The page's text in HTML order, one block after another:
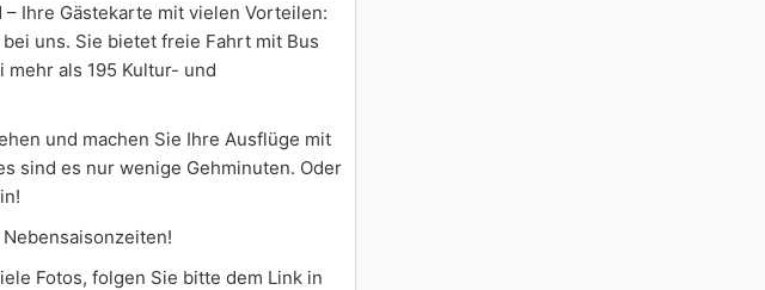
Ihre Gästekarte mit vielen Vorteilen:
uns. Sie bietet freie Fahrt mit Bus
als 195 Kultur- und
und machen Sie Ihre Ausflüge mit
sind es nur wenige Gehminuten. Oder
Fotos, folgen Sie bitte dem Link in